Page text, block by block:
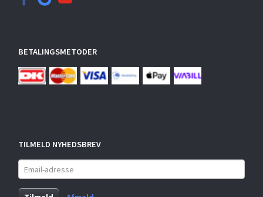
BETALINGSMETODER
TILMELD NYHEDSBREV
Email-
adresse